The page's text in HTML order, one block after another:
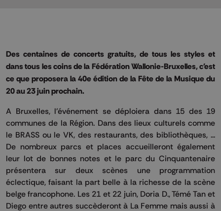
Des centaines de concerts gratuits, de tous les styles et
dans tous les coins de la Fédération Wallonie-Bruxelles, c'est
ce que proposera la 40e édition de la Fête de la Musique du
20 au 23 juin prochain.
A Bruxelles, l'événement se déploiera dans 15 des 19
communes de la Région. Dans des lieux culturels comme
le BRASS ou le VK, des restaurants, des bibliothèques, ...
De nombreux parcs et places accueilleront également
leur lot de bonnes notes et le parc du Cinquantenaire
présentera sur deux scènes une programmation
éclectique, faisant la part belle à la richesse de la scène
belge francophone. Les 21 et 22 juin, Doria D., Témé Tan et
Diego entre autres succèderont à La Femme mais aussi à